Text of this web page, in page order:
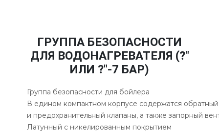
ГРУППА БЕЗОПАСНОСТИ
ДЛЯ ВОДОНАГРЕВАТЕЛЯ (?"
ИЛИ ?"-7 БАР)
Группа безопасности для бойлера
В едином компактном корпусе содержатся обратный
и предохранительный клапаны, а также запорный
Латунный с никелированным покрытием